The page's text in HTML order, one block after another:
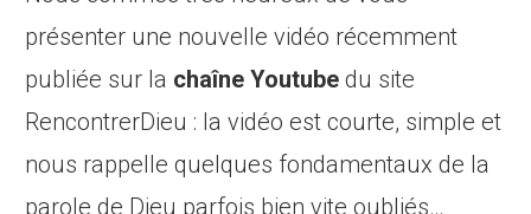
présenter une nouvelle vidéo récemment
publiée sur la chaîne Youtube du site
RencontrerDieu : la vidéo est courte, simple et
nous rappelle quelques fondamentaux de la
parole de Dieu parfois bien vite oubliés…